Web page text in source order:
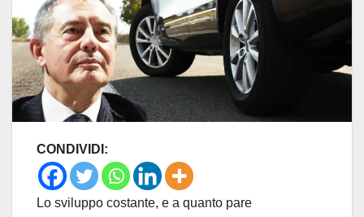
CONDIVIDI:
Lo sviluppo costante, e a quanto pare